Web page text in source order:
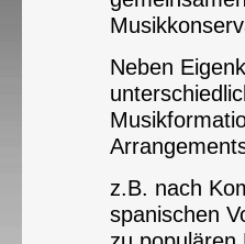
Neben
z.B. nach
spanischen